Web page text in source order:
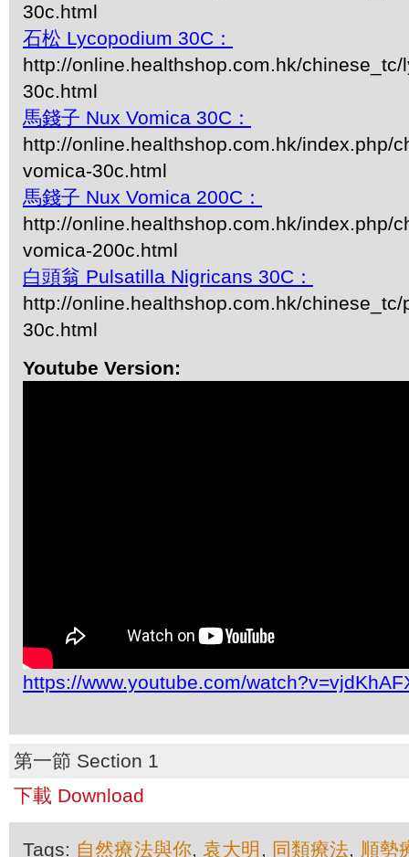
30c.html
石松 Lycopodium 30C：
http://online.healthshop.com.hk/chinese_tc/
30c.html
馬錢子 Nux Vomica 30C：
http://online.healthshop.com.hk/index.php/
vomica-30c.html
馬錢子 Nux Vomica 200C：
http://online.healthshop.com.hk/index.php/
vomica-200c.html
白頭翁 Pulsatilla Nigricans 30C：
http://online.healthshop.com.hk/
30c.html
Youtube Version:
https://www.youtube.com/
第一節 Section 1
下載 Download
Tags: 自然療法與你,袁大明 , 同類療法, 順勢